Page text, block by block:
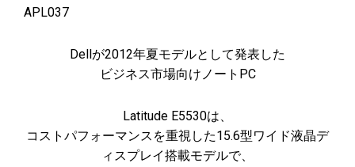
APL037
Dellが2012年夏モデルとして発表した
ビジネス市場向けノートPC
Latitude E5530は、
コストパフォーマンスを重視した15.6型ワイド液晶デ
ィスプレイ搭載モデルで、